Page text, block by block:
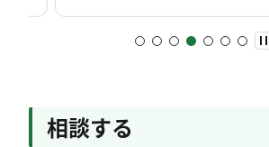
相談する